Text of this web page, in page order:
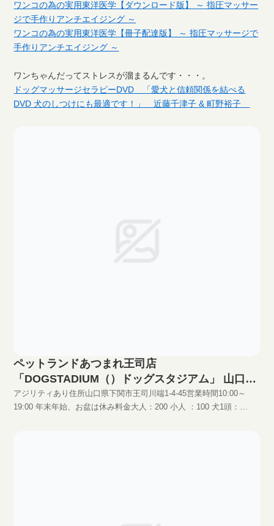
ワンコの為の実用東洋医学【ダウンロード版】 ～ 指圧マッサー
ジで手作りアンチエイジング ～
ワンコの為の実用東洋医学【冊子配達版】 ～ 指圧マッサージで
手作りアンチエイジング ～
ワンちゃんだってストレスが溜まるんです・・・。
ドッグマッサージセラピーDVD 「愛犬と信頼関係を結べる
DVD 犬のしつけにも最適です！」 近藤千津子 & 町野裕子
ペットランドあつまれ王司店
「DOGSTADIUM（）ドッグスタジアム」 山口県
ドッグラン 情報詳細
アジリティあり住所山口県下関市王司川端1-4-45営業時間10:00～
19:00 年末年始、お盆は休み料金大人：200 小人 ：100 犬1頭：